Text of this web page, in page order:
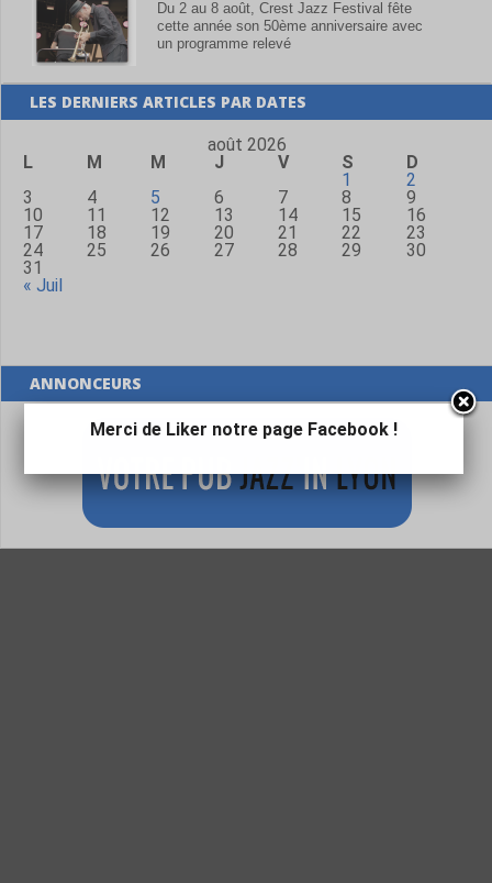
Du 2 au 8 août, Crest Jazz Festival fête
cette année son 50ème anniversaire avec
un programme relevé
LES DERNIERS ARTICLES PAR DATES
août 2026
L
M M J V S
D
1
2
3
4 5 6 7 8
9
10
11 12 13 14 15
16
17
18 19 20 21 22
23
24
25 26 27 28 29
30
31
« Juil
ANNONCEURS
Merci de Liker notre page Facebook !